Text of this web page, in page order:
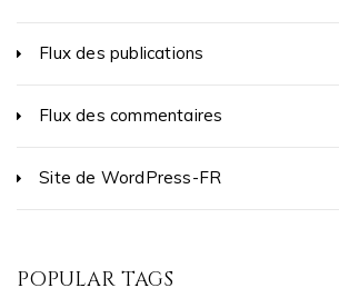
Flux des publications
Flux des commentaires
Site de WordPress-FR
POPULAR TAGS